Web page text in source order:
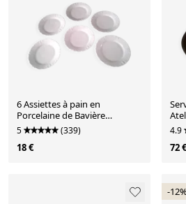
6 Assiettes à pain en
Porcelaine de Bavière
Winterling
5 (339)
18 €
Atelier
4.9
72 €
-